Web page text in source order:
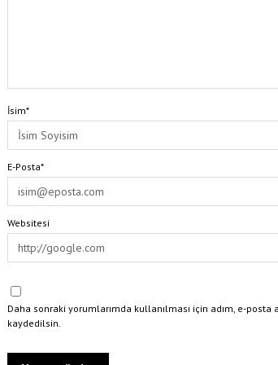
İsim*
E-Posta*
Websitesi
Daha sonraki yorumlarımda kullanılması için adım, e-posta
kaydedilsin.